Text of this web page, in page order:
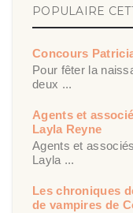
POPULAIRE
Concours
Pour fêter la
deux ...
Agents et
Layla Reyne
Agents et
Layla ...
Les chroniques
de vampires de